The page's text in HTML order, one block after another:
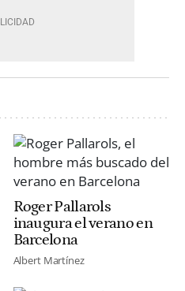
Roger Pallarols
inaugura el verano en
Barcelona
Albert Martínez